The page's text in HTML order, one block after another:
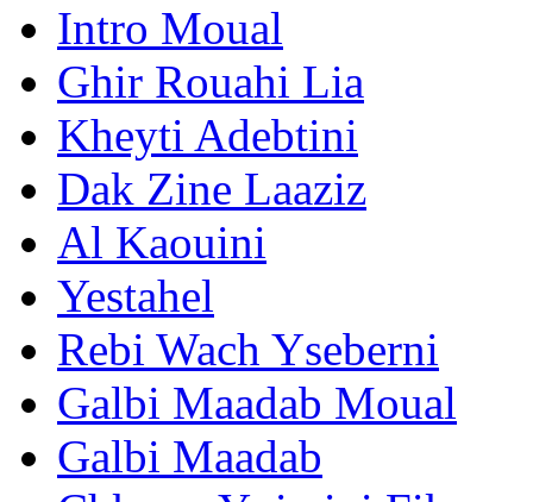
Intro Moual
Ghir Rouahi Lia
Kheyti Adebtini
Dak Zine Laaziz
Al Kaouini
Yestahel
Rebi Wach Yseberni
Galbi Maadab Moual
Galbi Maadab